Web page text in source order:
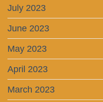
July 2023
June 2023
May 2023
April 2023
March 2023